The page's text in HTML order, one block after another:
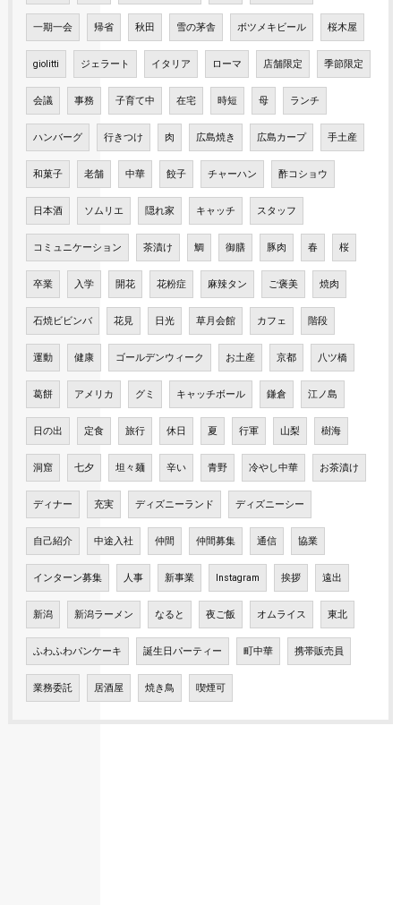
一期一会 帰省 秋田 雪の茅舎 ボツメキビール 桜木屋
giolitti ジェラート イタリア ローマ 店舗限定 季節限定
会議 事務 子育て中 在宅 時短 母 ランチ
ハンバーグ 行きつけ 肉 広島焼き 広島カープ 手土産
和菓子 老舗 中華 餃子 チャーハン 酢コショウ
日本酒 ソムリエ 隠れ家 キャッチ スタッフ
コミュニケーション 茶漬け 鯛 御膳 豚肉 春 桜
卒業 入学 開花 花粉症 麻辣タン ご褒美 焼肉
石焼ビビンバ 花見 日光 草月会館 カフェ 階段
運動 健康 ゴールデンウィーク お土産 京都 八ツ橋
葛餅 アメリカ グミ キャッチボール 鎌倉 江ノ島
日の出 定食 旅行 休日 夏 行軍 山梨 樹海
洞窟 七夕 坦々麺 辛い 青野 冷やし中華 お茶漬け
ディナー 充実 ディズニーランド ディズニーシー
自己紹介 中途入社 仲間 仲間募集 通信 協業
インターン募集 人事 新事業 Instagram 挨拶 遠出
新潟 新潟ラーメン なると 夜ご飯 オムライス 東北
ふわふわパンケーキ 誕生日パーティー 町中華 携帯販売員
業務委託 居酒屋 焼き鳥 喫煙可